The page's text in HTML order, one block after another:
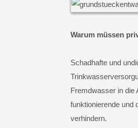
Warum müssen
Schadhafte und
Fremdwasser in die
funktionierende und
verhindern.